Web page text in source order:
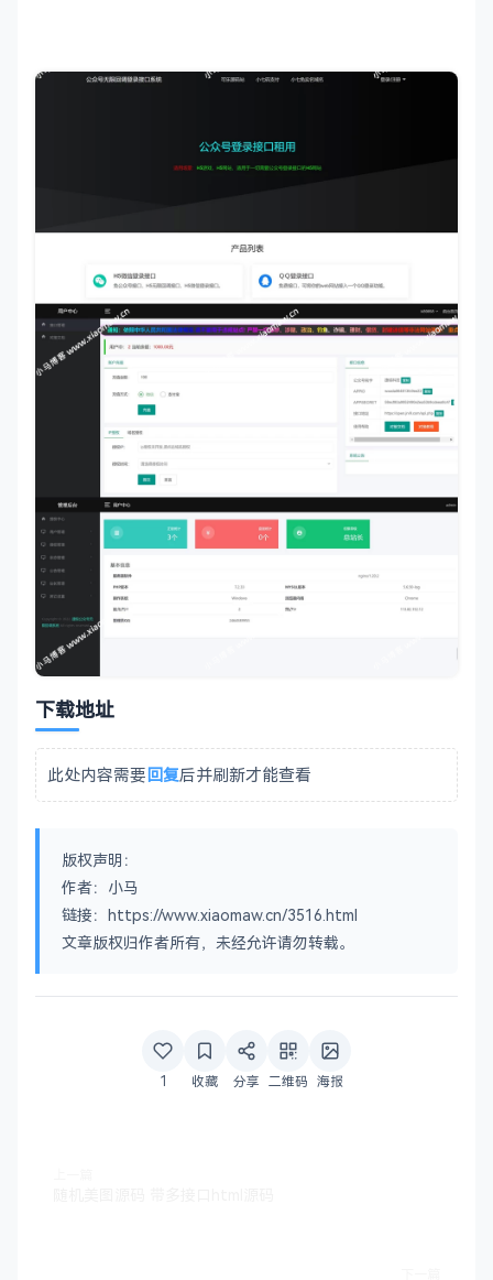
下载地址
此处内容需要回复后并刷新才能查看
版权声明：
作者：小马
链接：https://www.xiaomaw.cn/3516.html
文章版权归作者所有，未经允许请勿转载。
1 收藏 分享 二维码 海报